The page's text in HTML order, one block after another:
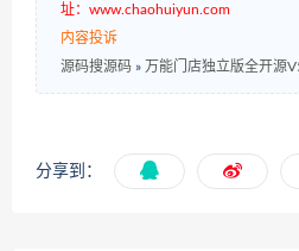
址：www.chaohuiyun.com
内容投诉
源码搜源码 » 万能门店独立版全开源
分享到：